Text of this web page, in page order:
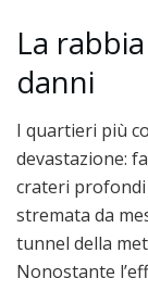
La
danni
I quartieri più
devastazione:
crateri profondi
stremata da
tunnel della
Nonostante